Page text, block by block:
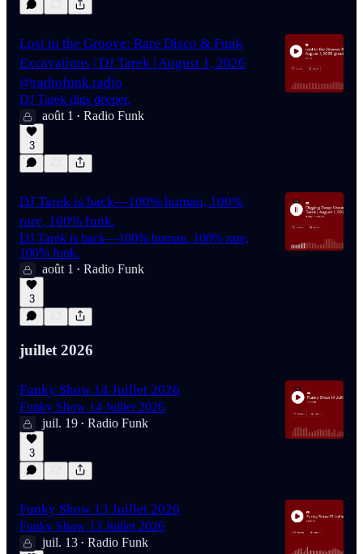
Lost in the Groove: Rare Disco & Funk
Excavations | DJ Tarek | August 1, 2026
@radiofunk.radio
DJ Tarek digs deeper.
août 1
• Radio Funk
3
DJ Tarek is back—100% human, 100%
rare, 100% funk.
DJ Tarek is back—100% human, 100% rare,
100% funk.
août 1
• Radio Funk
3
juillet 2026
Funky Show 14 Juillet 2026
Funky Show 14 Juillet 2026
juil. 19 • Radio Funk
3
Funky Show 13 Juillet 2026
Funky Show 13 Juillet 2026
juil. 13 • Radio Funk